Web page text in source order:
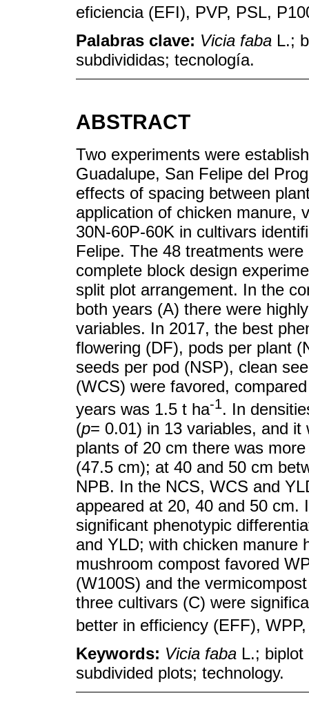
eficiencia (EFI), PVP, PSL,
Palabras clave: Vicia faba L.;
subdivididas; tecnología.
ABSTRACT
Two experiments were
Guadalupe, San Felipe del
effects of spacing between
application of chicken manure,
30N-60P-60K in cultivars
Felipe. The 48 treatments
complete block design
split plot arrangement. In the
both years (A) there were
variables. In 2017, the best
flowering (DF), pods per plant
seeds per pod (NSP), clean
(WCS) were favored,
years was 1.5 t ha-1. In
(p= 0.01) in 13 variables, and
plants of 20 cm there was
(47.5 cm); at 40 and 50 cm
NPB. In the NCS, WCS and
appeared at 20, 40 and 50 cm.
significant phenotypic
and YLD; with chicken manure
mushroom compost favored
(W100S) and the
three cultivars (C) were
better in efficiency (EFF),
Keywords: Vicia faba L.;
subdivided plots; technology.